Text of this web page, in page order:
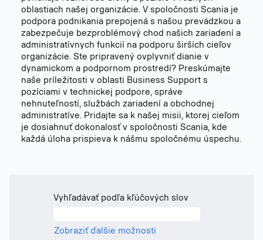
oblastiach našej organizácie. V spoločnosti Scania je
podpora podnikania prepojená s našou prevádzkou a
zabezpečuje bezproblémový chod našich zariadení a
administratívnych funkcií na podporu širších cieľov
organizácie. Ste pripravený ovplyvniť dianie v
dynamickom a podpornom prostredí? Preskúmajte
naše príležitosti v oblasti Business Support s
pozíciami v technickej podpore, správe
nehnuteľností, službách zariadení a obchodnej
administratíve. Pridajte sa k našej misii, ktorej cieľom
je dosiahnuť dokonalosť v spoločnosti Scania, kde
každá úloha prispieva k nášmu spoločnému úspechu.
Vyhľadávať podľa kľúčových slov
Zobraziť ďalšie možnosti